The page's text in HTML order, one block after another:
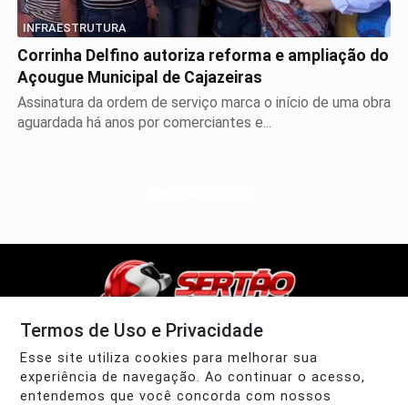
INFRAESTRUTURA
Corrinha Delfino autoriza reforma e ampliação do
Açougue Municipal de Cajazeiras
Assinatura da ordem de serviço marca o início de uma obra
aguardada há anos por comerciantes e...
Termos de Uso e Privacidade
Esse site utiliza cookies para melhorar sua
experiência de navegação. Ao continuar o acesso,
entendemos que você concorda com nossos